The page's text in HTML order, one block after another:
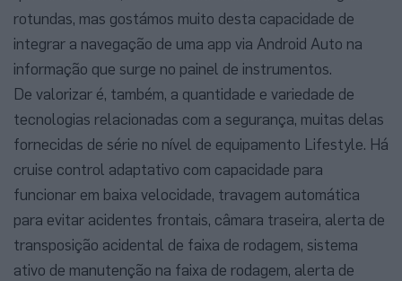
rotundas, mas gostámos muito desta capacidade de
integrar a navegação de uma app via Android Auto na
informação que surge no painel de instrumentos.
De valorizar é, também, a quantidade e variedade de
tecnologias relacionadas com a segurança, muitas delas
fornecidas de série no nível de equipamento Lifestyle. Há
cruise control adaptativo com capacidade para
funcionar em baixa velocidade, travagem automática
para evitar acidentes frontais, câmara traseira, alerta de
transposição acidental de faixa de rodagem, sistema
ativo de manutenção na faixa de rodagem, alerta de